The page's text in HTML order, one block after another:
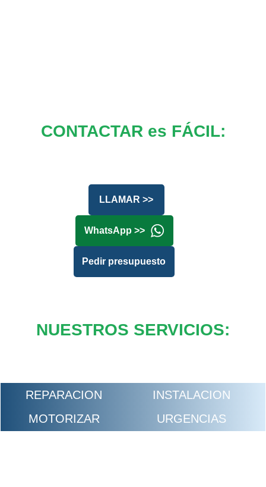
CONTACTAR es FÁCIL:
LLAMAR >>
WhatsApp >>
Pedir presupuesto
NUESTROS SERVICIOS:
REPARACION
INSTALACION
MOTORIZAR
URGENCIAS